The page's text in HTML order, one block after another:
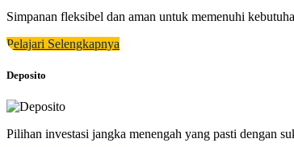
Simpanan fleksibel dan aman untuk memenuhi
Pelajari Selengkapnya
Deposito
Pilihan investasi jangka menengah yang pasti dengan